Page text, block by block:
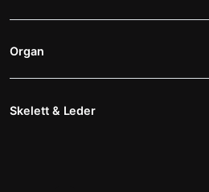
Organ
Skelett & Leder